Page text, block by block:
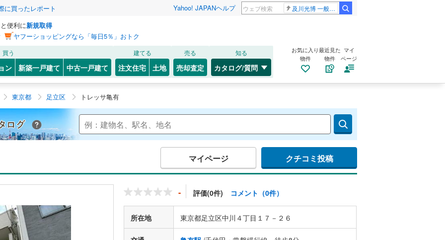
に買ったレポート Yahoo! JAPANヘルプ 及川光博 一般女性
便利に新規取得
ヤフーショッピングなら「毎日5％」おトク
買う
ン 新築一戸建て 中古一戸建て
建てる
注文住宅 土地
売る
売却査定
知る
カタログ/質問
お気に入り
物件
最近見た
物件
マイ
ページ
東京都 足立区 トレッサ亀有
Yahoo!不動産 マンションカタログ
マイページ クチコミ投稿
- 評価(0件) コメント（0件）
所在地 東京都足立区中川４丁目１７－２６